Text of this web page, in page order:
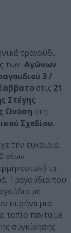
τραγούδι
των Αγώνων
3 /
στις 21
Στέγης
Ωνάση στη
Σχεδίου.
την ευκαιρία
νέων
τα
Τραγούδια που
με
πυρήνα μια
τοπίο πάντα με
συγκίνησης.